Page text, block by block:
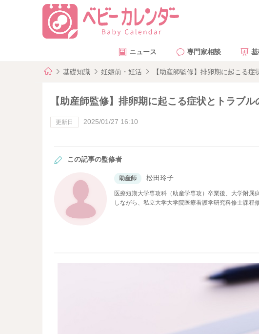
ニュース 専門家相談
基礎知識 妊娠前・妊活 【助産師監修】排卵期に起こる
【助産師監修】排卵期に起こる症状とトラブル
更新日 2025/01/27 16:10
この記事の監修者
助産師 松田玲子
医療短期大学専攻科（助産学専攻）卒業後、大学附
しながら、私立大学大学院医療看護学研究科修士課